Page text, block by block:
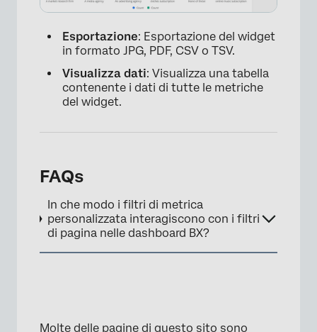
Esportazione: Esportazione del widget
in formato JPG, PDF, CSV o TSV.
Visualizza dati: Visualizza una tabella
contenente i dati di tutte le metriche
del widget.
FAQs
In che modo i filtri di metrica
personalizzata interagiscono con i filtri
di pagina nelle dashboard BX?
Molte delle pagine di questo sito sono